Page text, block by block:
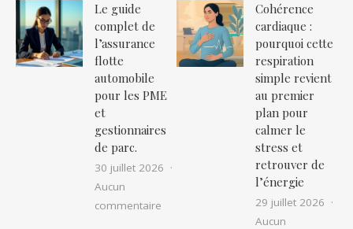
Le guide
complet de
l’assurance
flotte
automobile
pour les PME
et
gestionnaires
de parc.
30 juillet 2026
Aucun
commentaire sur Le guide complet de
Cohérence
cardiaque :
pourquoi cette
respiration
simple revient
au premier
plan pour
calmer le
stress et
retrouver de
l’énergie
29 juillet 2026
Aucun